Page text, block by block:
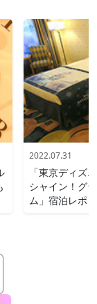
2022.07.31
「東京ディズ
シャイン！グ
ム」宿泊レポ